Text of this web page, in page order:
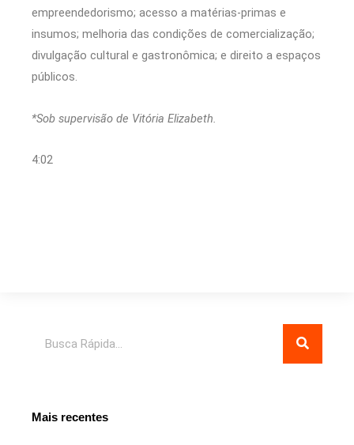
empreendedorismo; acesso a matérias-primas e
insumos; melhoria das condições de comercialização;
divulgação cultural e gastronômica; e direito a espaços
públicos.
*Sob supervisão de Vitória Elizabeth.
4:02
Mais recentes